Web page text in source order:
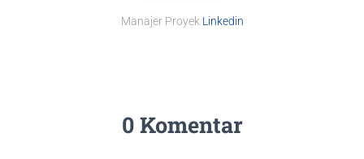
Manajer Proyek Linkedin
0 Komentar